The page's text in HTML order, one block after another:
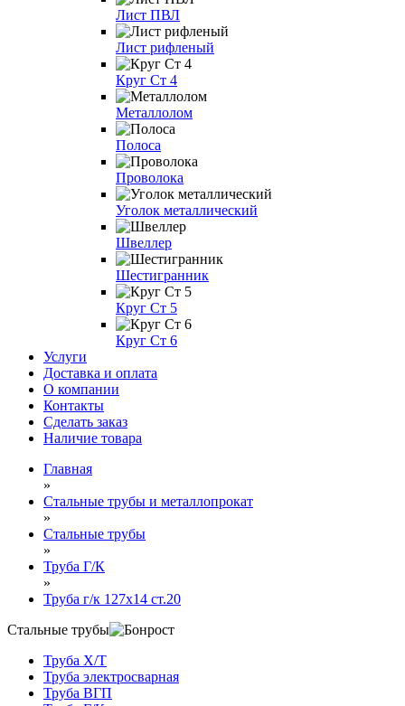
Лист ПВЛ
Лист рифленый
Круг Ст 4
Металлолом
Полоса
Проволока
Уголок металлический
Швеллер
Шестигранник
Круг Ст 5
Круг Ст 6
Услуги
Доставка и оплата
О компании
Контакты
Сделать заказ
Наличие товара
Главная
»
Стальные трубы и металлопрокат
»
Стальные трубы
»
Труба Г/К
»
Труба г/к 127х14 ст.20
Стальные трубы
Труба Х/Т
Труба электросварная
Труба ВГП